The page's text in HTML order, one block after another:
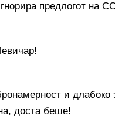
предлогот на
и
доста беше!